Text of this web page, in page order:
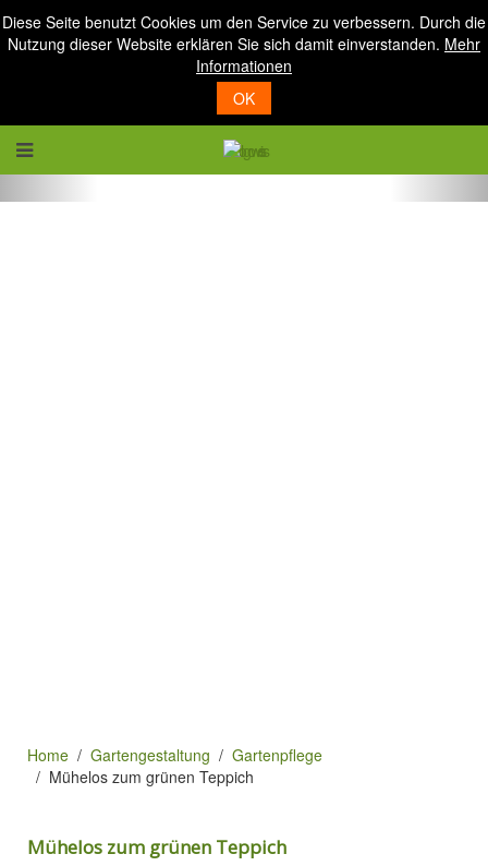
Diese Seite benutzt Cookies um den Service zu verbessern. Durch die
Nutzung dieser Website erklären Sie sich damit einverstanden. Mehr
Informationen
OK
Home Gartengestaltung
Gartenpflege
Mühelos zum grünen Teppich
Mühelos zum grünen Teppich